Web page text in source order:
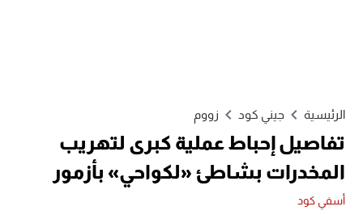
الرئيسية جيني كود زووم
تفاصيل إحباط عملية كبرى لتهريب
المخدرات بشاطئ «لكواحي» بأزمور
أسفي كود